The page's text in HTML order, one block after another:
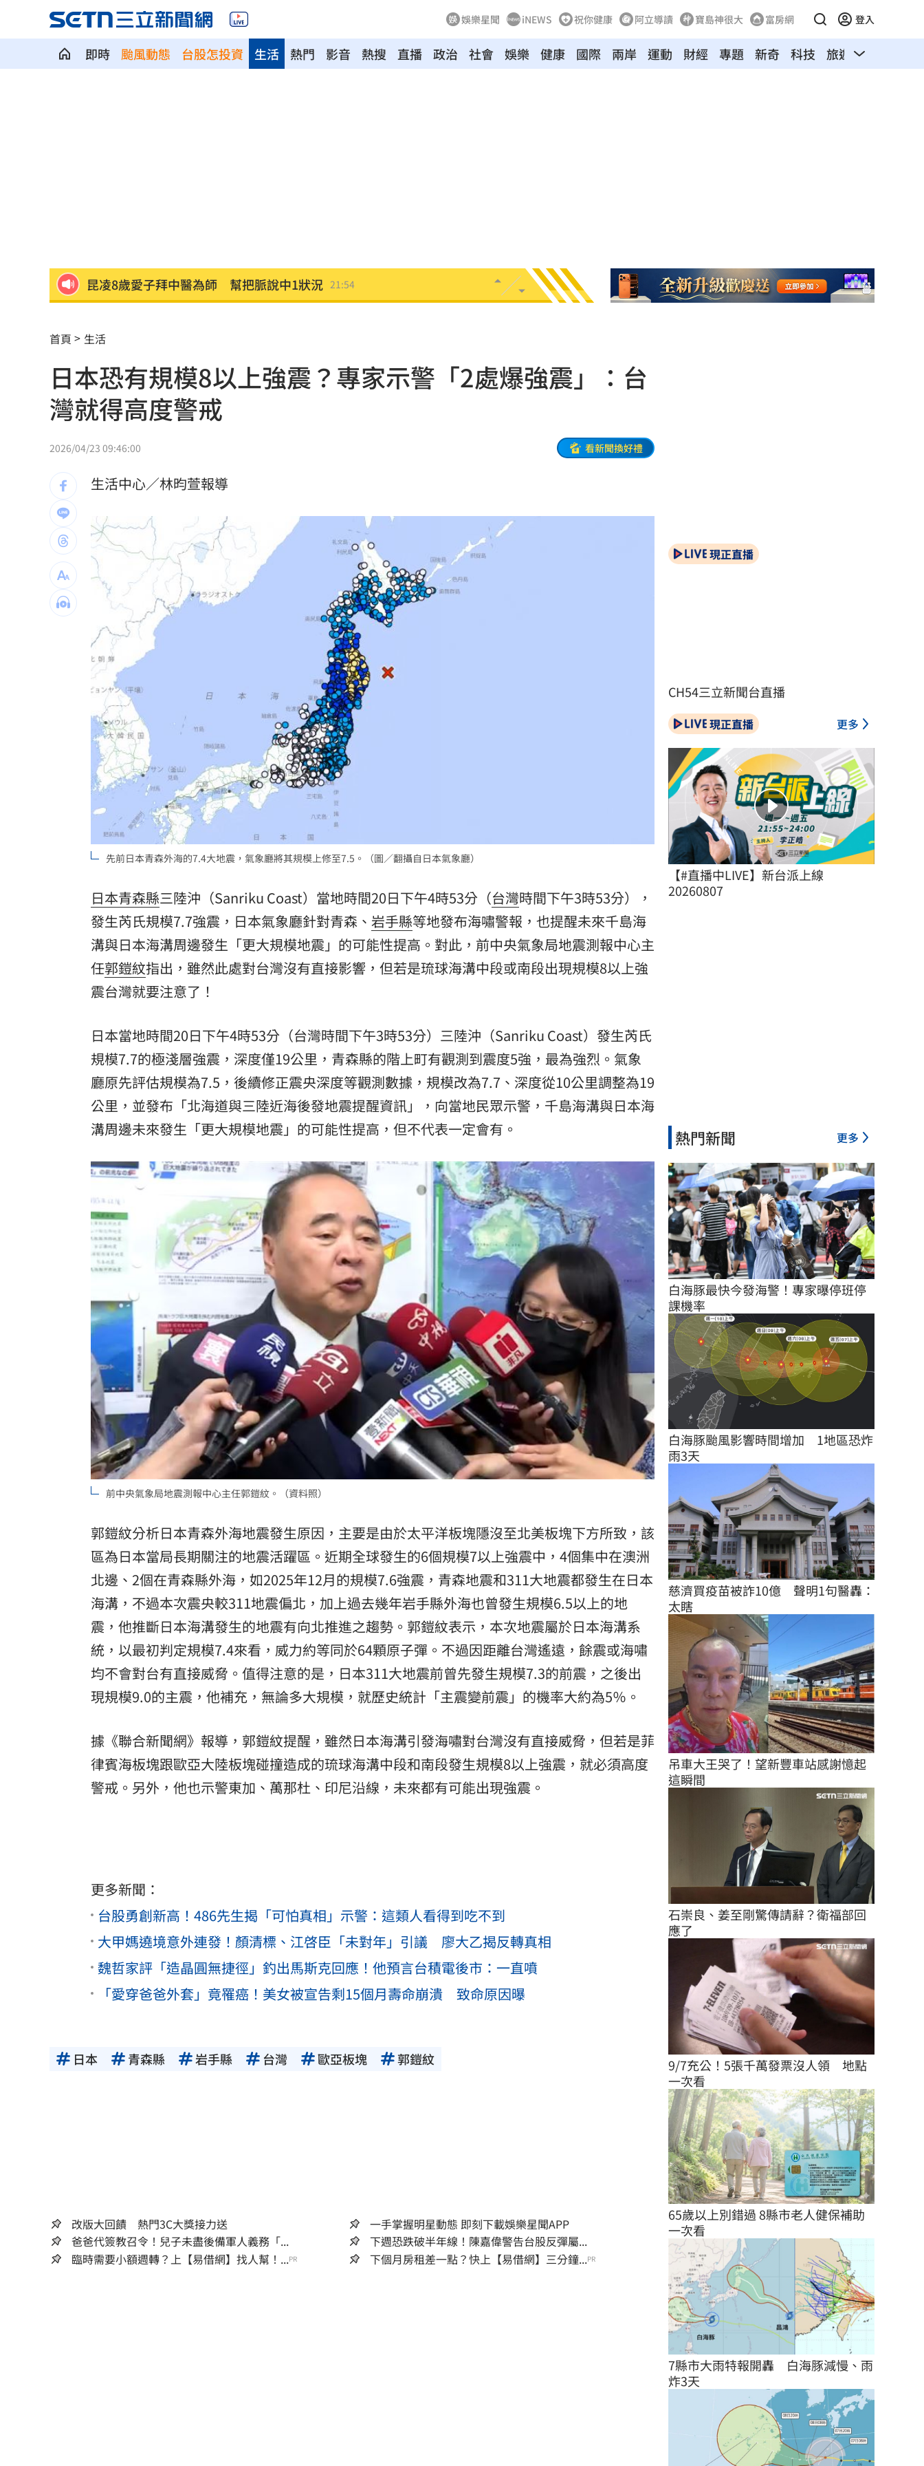
娛樂星聞 iNEWS 祝你健康 阿立導讀 寶島神很大 富房網 登入
即時 颱風動態 台股怎投資 熱門 影音 熱搜 直播 政治 社會 娛樂
生活 健康 國際 兩岸 運動 財經 專題 新奇 科技 旅遊 汽車
昆凌8歲愛子拜中醫為師 幫把脈說中1狀況 21:54
魏平政太樂觀 爆王惠美未允諾接競總主委
川普喊戰爭快結束 美股漲、台指期衝45000 21:42
拖吊車「沒綁好」！ 百萬休旅重摔滑落
燈桿「孵蛋」路口影像直播紅鳩輪流護蛋
減碳行動開跑！台新新光金控淨零論壇登場
兆基債務風暴！前董座李建成遭當庭逮補 21:31
手上只剩24元！獨居嬤不動存款原因惹鼻酸
小刀婚姻告終 昔砸百萬辦婚禮找連戰證婚 21:30
布雷克6局0失分 陳傑憲猛打率統一退富邦 21:26
交往3個月閃婚 姜厚任女友前夫身分曝光 21:25
U17男排世界賽移地訓練 主委加碼加菜金 21:25
律師+假慈濟青年吸金10億 豪宅飄鮑魚味 21:25
台灣彩券開獎直播中
LIVE三立+24小時直播 15:27
三立iNEWS新聞台線上直播
台彩父親節推新刮刮樂千萬頭獎超「爸」氣 12:00
「拍片人的多重宇宙」職涯論壇9/12登場！ 10:30
8國球員齊聚高雄 Formosa 7s掀足球熱潮 10:00
理想混蛋號召粉絲跨海追星吃美食！
首頁 生活
日本恐有規模8以上強震？專家示警「2處爆強震」：台
灣就得高度警戒
2026/04/23 09:46:00 看新聞換好禮
生活中心／林昀萱報導
先前日本青森外海的7.4大地震，氣象廳將其規模上修至7.5。（圖／翻攝自日本氣象廳）
日本青森縣三陸沖（Sanriku Coast）當地時間20日下午4時53分（台灣時間下午3時53分），
發生芮氏規模7.7強震，日本氣象廳針對青森、 岩手縣等地發布海嘯警報，也提醒未來千島海
溝與日本海溝周邊發生「更大規模地震」的可能性提高。對此，前中央氣象局地震測報中心主
任郭鎧紋指出，雖然此處對台灣沒有直接影響，但若是琉球海溝中段或南段出現規模8以上強
震台灣就要注意了！
日本當地時間20日下午4時53分（台灣時間下午3時53分）三陸沖（Sanriku Coast）發生芮氏
規模7.7的極淺層強震，深度僅19公里，青森縣的階上町有觀測到震度5強，最為強烈。氣象
廳原先評估規模為7.5，後續修正震央深度等觀測數據，規模改為7.7、深度從10公里調整為19
公里，並發布「北海道與三陸近海後發地震提醒資訊」，向當地民眾示警，千島海溝與日本海
溝周邊未來發生「更大規模地震」的可能性提高，但不代表一定會有。
前中央氣象局地震測報中心主任郭鎧紋。（資料照）
郭鎧紋分析日本青森外海地震發生原因，主要是由於太平洋板塊隱沒至北美板塊下方所致，該
區為日本當局長期關注的地震活躍區。近期全球發生的6個規模7以上強震中，4個集中在澳洲
北邊、2個在青森縣外海，如2025年12月的規模7.6強震，青森地震和311大地震都發生在日本
海溝，不過本次震央較311地震偏北，加上過去幾年岩手縣外海也曾發生規模6.5以上的地
震，他推斷日本海溝發生的地震有向北推進之趨勢。郭鎧紋表示，本次地震屬於日本海溝系
統，以最初判定規模7.4來看，威力約等同於64顆原子彈。不過因距離台灣遙遠，餘震或海嘯
均不會對台有直接威脅。值得注意的是，日本311大地震前曾先發生規模7.3的前震，之後出
現規模9.0的主震，他補充，無論多大規模，就歷史統計「主震變前震」的機率大約為5％。
據《聯合新聞網》報導，郭鎧紋提醒，雖然日本海溝引發海嘯對台灣沒有直接威脅，但若是菲
律賓海板塊跟歐亞大陸板塊碰撞造成的琉球海溝中段和南段發生規模8以上強震，就必須高度
警戒。另外，他也示警東加、萬那杜、印尼沿線，未來都有可能出現強震。
更多新聞：
台股勇創新高！486先生揭「可怕真相」示警：這類人看得到吃不到
大甲媽遶境意外連發！顏清標、江啓臣「未對年」引議 廖大乙揭反轉真相
魏哲家評「造晶圓無捷徑」釣出馬斯克回應！他預言台積電後市：一直噴
「愛穿爸爸外套」竟罹癌！美女被宣告剩15個月壽命崩潰 致命原因曝
日本 青森縣 岩手縣 台灣 歐亞板塊 郭鎧紋
改版大回饋 熱門3C大獎接力送
一手掌握明星動態 即刻下載娛樂星聞APP
爸爸代簽教召令！兒子未盡後備軍人義務「...
下週恐跌破半年線！陳嘉偉警告台股反彈屬...
臨時需要小額週轉？上【易借網】找人幫！...PR 下個月房租差一點？快上【易借網】三分鐘...PR
現正直播
CH54三立新聞台直播
現正直播 更多
【#直播中LIVE】新台派上線
20260807
熱門新聞 更多
白海豚最快今發海警！專家曝停班停
課機率
白海豚颱風影響時間增加　1地區恐炸
雨3天
慈濟買疫苗被詐10億　聲明1句醫轟：
太瞎
吊車大王哭了！望新豐車站感謝憶起
這瞬間
石崇良、姜至剛驚傳請辭？衛福部回
應了
9/7充公！5張千萬發票沒人領　地點
一次看
65歲以上別錯過 8縣市老人健保補助
一次看
7縣市大雨特報開轟　白海豚減慢、雨
炸3天